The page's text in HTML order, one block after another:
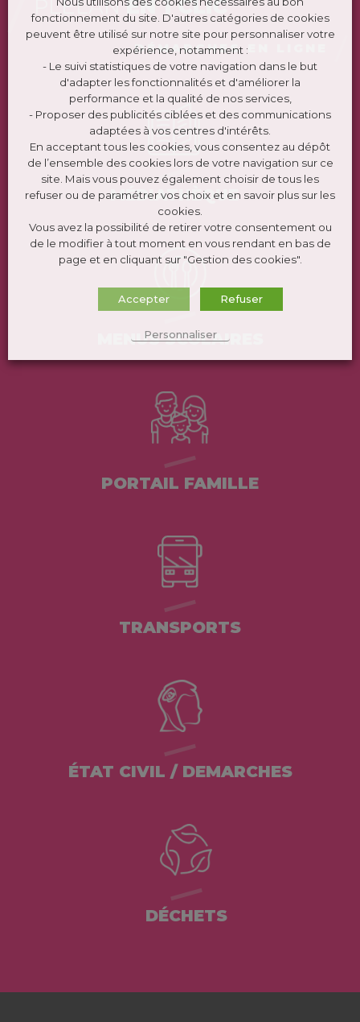
PLÉLANEN 1 CLIC
DÉMARCHES EN LIGNE
MÉDIATHÈQUE
MENUS SCOLAIRES
PORTAIL FAMILLE
TRANSPORTS
ÉTAT CIVIL / DEMARCHES
DÉCHETS
fonctionnement du site. D'autres catégories de cookies
peuvent être utilisé sur notre site pour personnaliser votre
expérience, notamment :
- Le suivi statistiques de votre navigation dans le but
d'adapter les fonctionnalités et d'améliorer la
performance et la qualité de nos services,
- Proposer des publicités ciblées et des communications
adaptées à vos centres d'intérêts.
En acceptant tous les cookies, vous consentez au dépôt
de l’ensemble des cookies lors de votre navigation sur ce
site. Mais vous pouvez également choisir de tous les
refuser ou de paramétrer vos choix et en savoir plus sur les
cookies.
Vous avez la possibilité de retirer votre consentement ou
de le modifier à tout moment en vous rendant en bas de
page et en cliquant sur "Gestion des cookies".
Accepter Refuser
Personnaliser